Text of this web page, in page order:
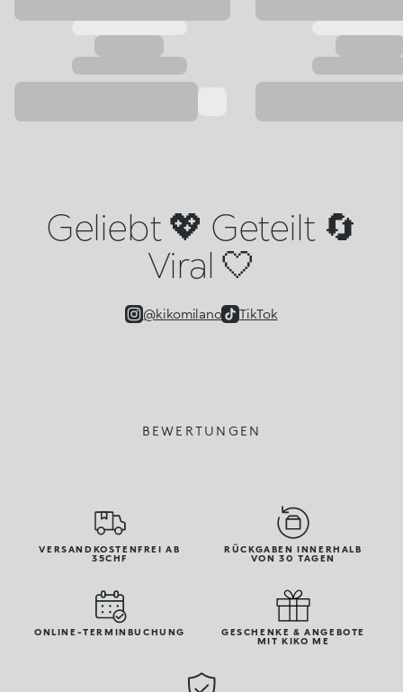
Geliebt 💖 Geteilt 🔄
Viral 🤍
@kikomilano TikTok
BEWERTUNGEN
VERSANDKOSTENFREI AB
35CHF
RÜCKGABEN INNERHALB
VON 30 TAGEN
ONLINE-TERMINBUCHUNG
GESCHENKE & ANGEBOTE
MIT KIKO ME